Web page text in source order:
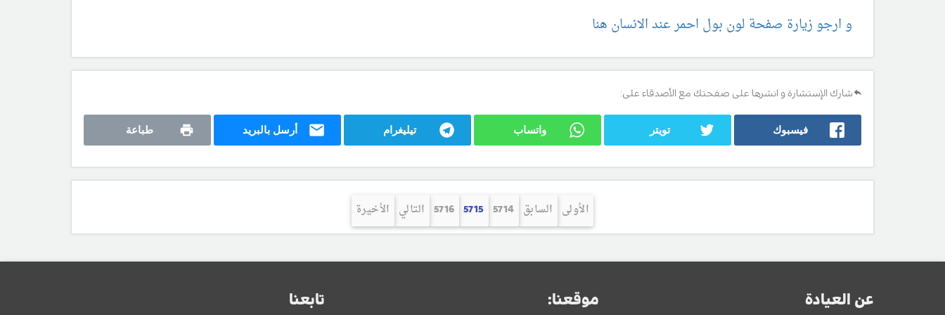
و ارجو زيارة صفحة لون بول احمر عند الانسان هنا
شارك الإستشارة و انشرها على صفحتك مع الأصدقاء على:
فيسبوك تويتر واتساب تيليغرام أرسل بالبريد طباعة
الأولى السابق 5714
5715
5716 التالي الأخيرة
عن العيادة موقعنا: تابعنا